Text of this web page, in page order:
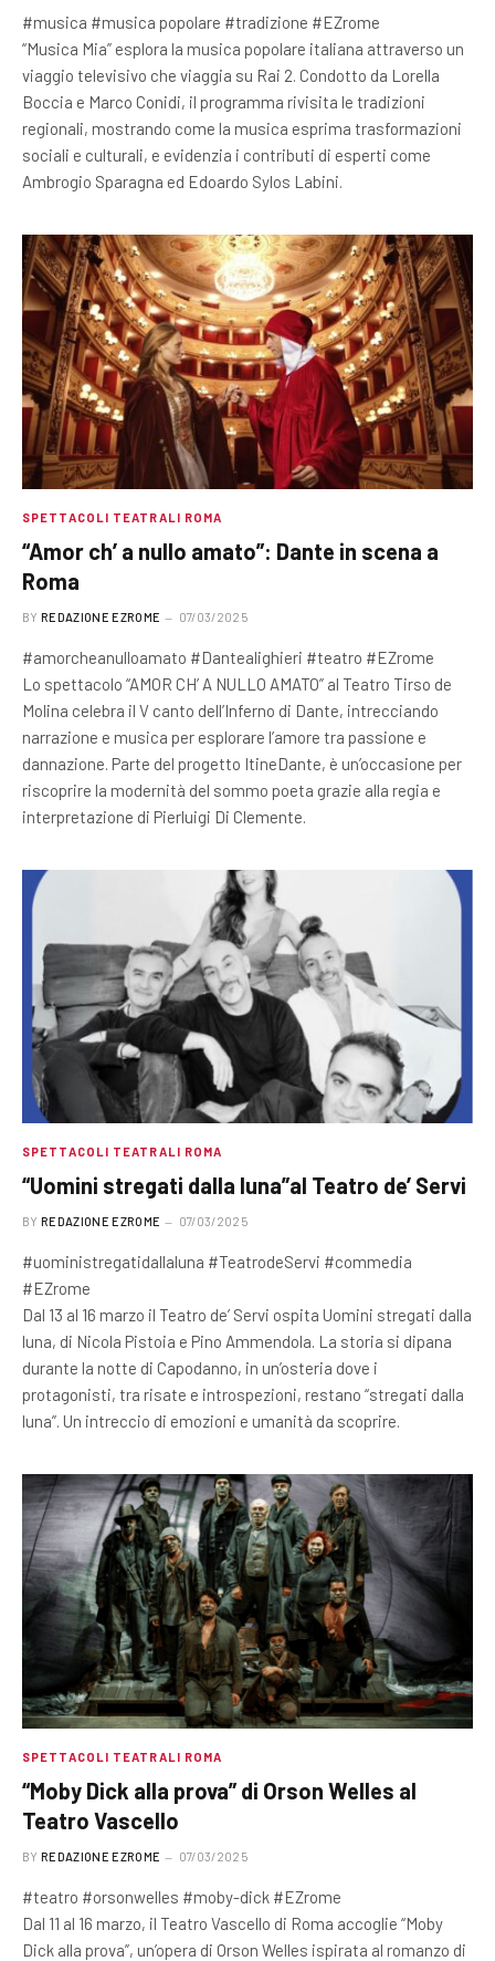
#musica #musica popolare #tradizione #EZrome
“Musica Mia” esplora la musica popolare italiana attraverso un
viaggio televisivo che viaggia su Rai 2. Condotto da Lorella
Boccia e Marco Conidi, il programma rivisita le tradizioni
regionali, mostrando come la musica esprima trasformazioni
sociali e culturali, e evidenzia i contributi di esperti come
Ambrogio Sparagna ed Edoardo Sylos Labini.
SPETTACOLI TEATRALI ROMA
“Amor ch’ a nullo amato”: Dante in scena a
Roma
BY REDAZIONE EZROME 07/03/2025
#amorcheanulloamato #Dantealighieri #teatro #EZrome
Lo spettacolo “AMOR CH’ A NULLO AMATO” al Teatro Tirso de
Molina celebra il V canto dell’Inferno di Dante, intrecciando
narrazione e musica per esplorare l’amore tra passione e
dannazione. Parte del progetto ItineDante, è un’occasione per
riscoprire la modernità del sommo poeta grazie alla regia e
interpretazione di Pierluigi Di Clemente.
SPETTACOLI TEATRALI ROMA
“Uomini stregati dalla luna”al Teatro de’ Servi
BY REDAZIONE EZROME 07/03/2025
#uoministregatidallaluna #TeatrodeServi #commedia
#EZrome
Dal 13 al 16 marzo il Teatro de’ Servi ospita Uomini stregati dalla
luna, di Nicola Pistoia e Pino Ammendola. La storia si dipana
durante la notte di Capodanno, in un’osteria dove i
protagonisti, tra risate e introspezioni, restano “stregati dalla
luna”. Un intreccio di emozioni e umanità da scoprire.
SPETTACOLI TEATRALI ROMA
“Moby Dick alla prova” di Orson Welles al
Teatro Vascello
BY REDAZIONE EZROME 07/03/2025
#teatro #orsonwelles #moby-dick #EZrome
Dal 11 al 16 marzo, il Teatro Vascello di Roma accoglie “Moby
Dick alla prova”, un’opera di Orson Welles ispirata al romanzo di